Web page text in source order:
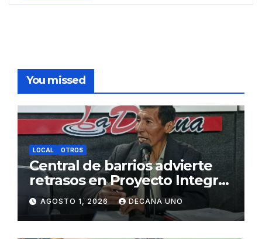
You missed
LOCAL OTROS
Central de barrios advierte
retrasos en Proyecto Integral
de Agua y Alcantarillado para
Juliaca
AGOSTO 1, 2026 DECANA UNO